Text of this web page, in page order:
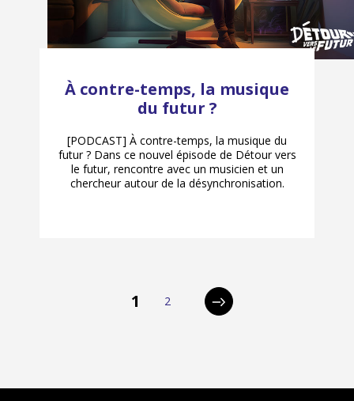
À contre-temps, la musique
du futur ?
[PODCAST] À contre-temps, la musique du
futur ? Dans ce nouvel épisode de Détour vers
le futur, rencontre avec un musicien et un
chercheur autour de la désynchronisation.
i
Page
1 Page
2
Page